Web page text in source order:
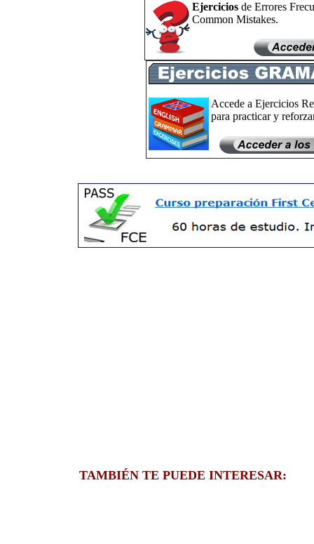
Ejerciciosde Errores
Common Mistakes.
Accede a Ejercicios
para practicar y
TAMBIÉN TE PUEDE INTERESAR: